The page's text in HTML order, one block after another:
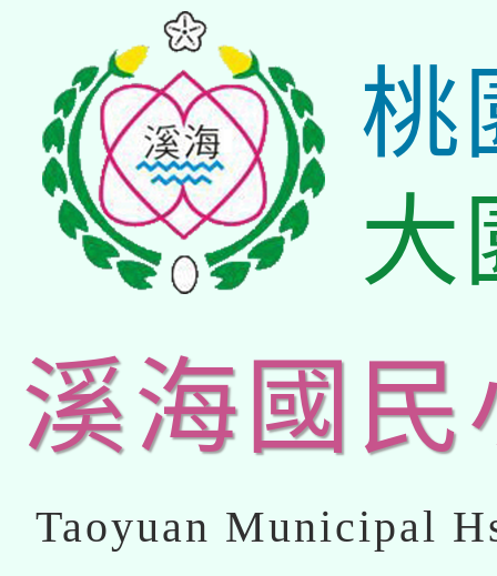
桃
大
溪海國民
Taoyuan Municipal